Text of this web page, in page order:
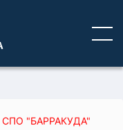
СПО "БАРРАКУДА"